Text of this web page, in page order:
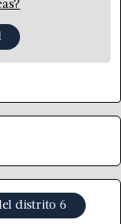
distrito 6